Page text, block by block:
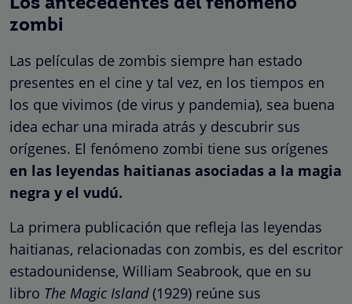
zombi
Las películas de zombis siempre han estado
presentes en el cine y tal vez, en los tiempos en
los que vivimos (de virus y pandemia), sea buena
idea echar una mirada atrás y descubrir sus
orígenes. El fenómeno zombi tiene sus orígenes
en las leyendas haitianas asociadas a la magia
negra y el vudú.
La primera publicación que refleja las leyendas
haitianas, relacionadas con zombis, es del escritor
estadounidense, William Seabrook, que en su
libro The Magic Island(1929) reúne sus